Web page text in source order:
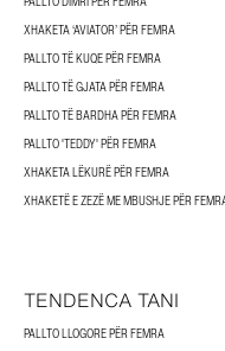
XHAKETA ‘AVIATOR’ PËR FEMRA
PALLTO TË KUQE PËR FEMRA
PALLTO TË GJATA PËR FEMRA
PALLTO TË BARDHA PËR FEMRA
PALLTO 'TEDDY' PËR FEMRA
XHAKETA LËKURË PËR FEMRA
XHAKETË E ZEZË ME MBUSHJE PËR
TENDENCA TANI
PALLTO LLOGORE PËR FEMRA